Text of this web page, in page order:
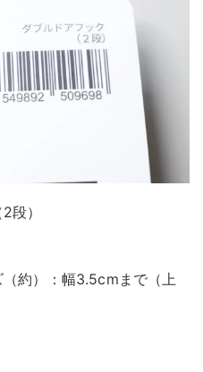
2段）
約）：幅3.5cmまで（上